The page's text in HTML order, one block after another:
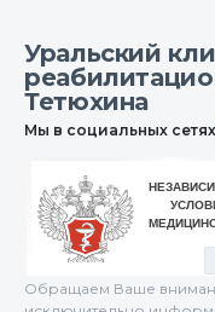
Уральский
Тетюхина
Мы в социальных
Обращаем Ваше